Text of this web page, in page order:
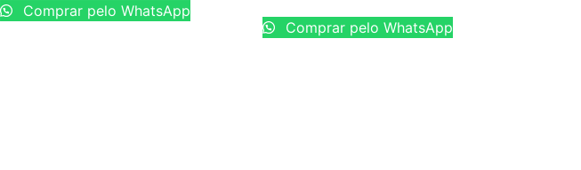
Comprar pelo WhatsApp
Comprar pelo WhatsApp